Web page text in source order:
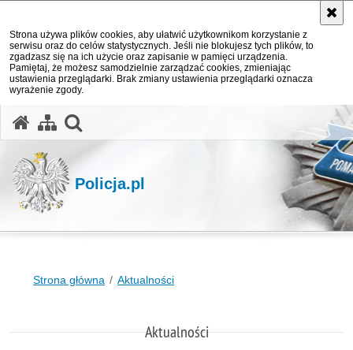
Strona używa plików cookies, aby ułatwić użytkownikom korzystanie z
serwisu oraz do celów statystycznych. Jeśli nie blokujesz tych plików, to
zgadzasz się na ich użycie oraz zapisanie w pamięci urządzenia.
Pamiętaj, że możesz samodzielnie zarządzać cookies, zmieniając
ustawienia przeglądarki. Brak zmiany ustawienia przeglądarki oznacza
wyrażenie zgody.
Policja.pl
Strona główna Aktualności
Aktualności